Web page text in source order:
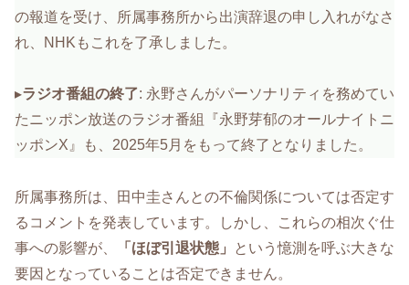
の報道を受け、所属事務所から出演辞退の申し入れがなさ
れ、NHKもこれを了承しました。
▸ラジオ番組の終了: 永野さんがパーソナリティを務めてい
たニッポン放送のラジオ番組『永野芽郁のオールナイトニ
ッポンX』も、2025年5月をもって終了となりました。
所属事務所は、田中圭さんとの不倫関係については否定す
るコメントを発表しています。しかし、これらの相次ぐ仕
事への影響が、
「ほぼ引退状態」
という憶測を呼ぶ大きな
要因となっていることは否定できません。